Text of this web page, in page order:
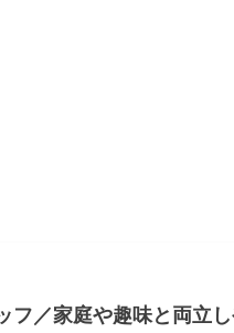
フ／家庭や趣味と両立